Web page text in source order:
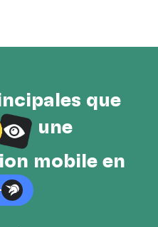
que
une
mobile en